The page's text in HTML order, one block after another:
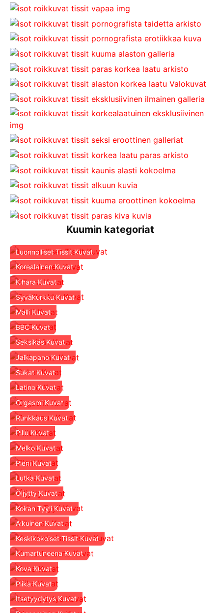
Kuumin kategoriat
Luonnolliset Tissit Kuvat
Korealainen Kuvat
Kihara Kuvat
Syväkurkku Kuvat
Malli Kuvat
BBC Kuvat
Seksikäs Kuvat
Jalkapano Kuvat
Sukat Kuvat
Latino Kuvat
Orgasmi Kuvat
Runkkaus Kuvat
Pillu Kuvat
Melko Kuvat
Pieni Kuvat
Lutka Kuvat
Öljytty Kuvat
Koiran Tyyli Kuvat
Aikuinen Kuvat
Keskikokoiset Tissit Kuvat
Kumartuneena Kuvat
Kova Kuvat
Piika Kuvat
Itsetyydytys Kuvat